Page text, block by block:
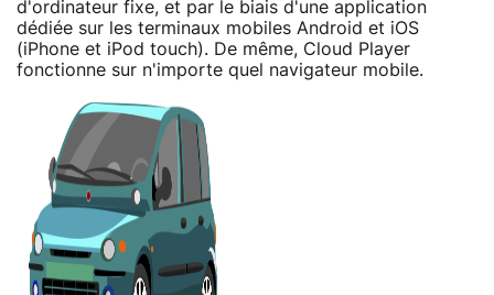
d'ordinateur fixe, et par le biais d'une application
dédiée sur les terminaux mobiles Android et iOS
(iPhone et iPod touch). De même, Cloud Player
fonctionne sur n'importe quel navigateur mobile.